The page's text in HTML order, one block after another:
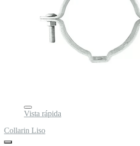
Vista rápida
Collarin Liso